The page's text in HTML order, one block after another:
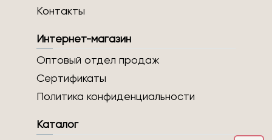
Контакты
Интернет-магазин
Оптовый отдел продаж
Сертификаты
Политика конфиденциальности
Каталог